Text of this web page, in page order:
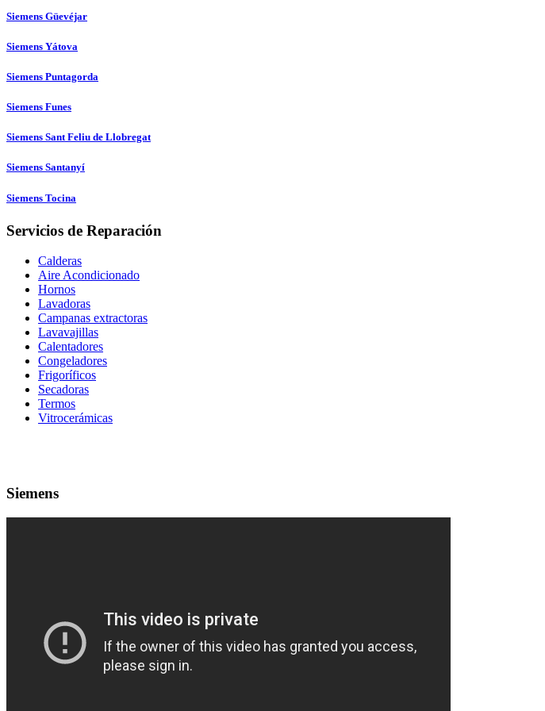
Siemens Güevéjar
Siemens Yátova
Siemens Puntagorda
Siemens Funes
Siemens Sant Feliu de Llobregat
Siemens Santanyí
Siemens Tocina
Servicios de Reparación
Calderas
Aire Acondicionado
Hornos
Lavadoras
Campanas extractoras
Lavavajillas
Calentadores
Congeladores
Frigoríficos
Secadoras
Termos
Vitrocerámicas
Siemens